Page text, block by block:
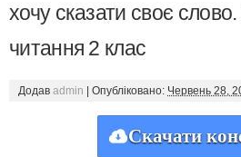
хочу сказати своє
читання 2 клас
Додав admin Опубліковано: Червень 28,
Скачати